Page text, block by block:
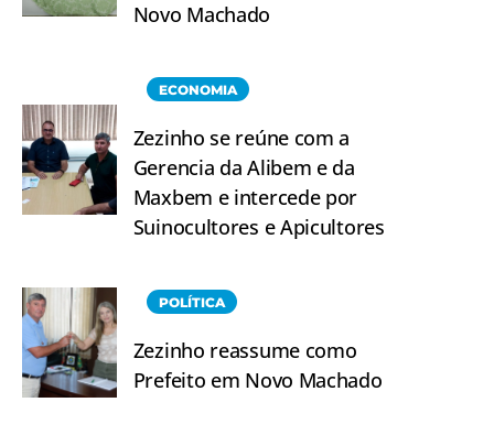
Novo Machado
ECONOMIA
Zezinho se reúne com a
Gerencia da Alibem e da
Maxbem e intercede por
Suinocultores e Apicultores
POLÍTICA
Zezinho reassume como
Prefeito em Novo Machado